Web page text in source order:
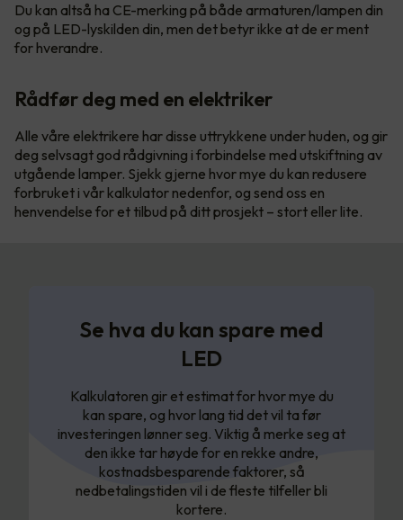
Du kan altså ha CE-merking på både armaturen/lampen din
og på LED-lyskilden din, men det betyr ikke at de er ment
for hverandre.
Rådfør deg med en elektriker
Alle våre elektrikere har disse uttrykkene under huden, og gir
deg selvsagt god rådgivning i forbindelse med utskiftning av
utgående lamper. Sjekk gjerne hvor mye du kan redusere
forbruket i vår kalkulator nedenfor, og send oss en
henvendelse for et tilbud på ditt prosjekt – stort eller lite.
Se hva du kan spare med
LED
Kalkulatoren gir et estimat for hvor mye du
kan spare, og hvor lang tid det vil ta før
investeringen lønner seg. Viktig å merke seg at
den ikke tar høyde for en rekke andre,
kostnadsbesparende faktorer, så
nedbetalingstiden vil i de fleste tilfeller bli
kortere.